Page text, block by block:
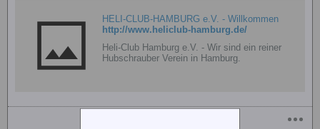
HELI-CLUB-HAMBURG e.V. - Willkommen
http://www.heliclub-hamburg.de/
Heli-Club Hamburg e.V. - Wir sind ein reiner
Hubschrauber Verein in Hamburg.